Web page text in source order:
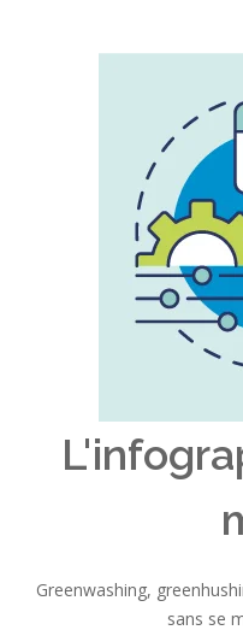
Greenwashing,
sans se